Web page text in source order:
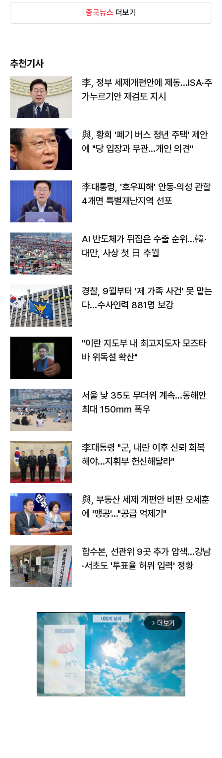
중국뉴스 더보기
추천기사
李, 정부 세제개편안에 제동…ISA·주
가누르기안 재검토 지시
與, 황희 '폐기 버스 청년 주택' 제안
에 "당 입장과 무관…개인 의견"
李대통령, '호우피해' 안동·의성 관할
4개면 특별재난지역 선포
AI 반도체가 뒤집은 수출 순위…韓·
대만, 사상 첫 日 추월
경찰, 9월부터 '제 가족 사건' 못 맡는
다…수사인력 881명 보강
"이란 지도부 내 최고지도자 모즈타
바 위독설 확산"
서울 낮 35도 무더위 계속…동해안
최대 150㎜ 폭우
李대통령 "군, 내란 이후 신뢰 회복
해야…지휘부 헌신해달라"
與, 부동산 세제 개편안 비판 오세훈
에 '맹공'…"공급 억제기"
합수본, 선관위 9곳 추가 압색…강남
·서초도 '투표율 허위 입력' 정황
arrow_forward_ios 더보기